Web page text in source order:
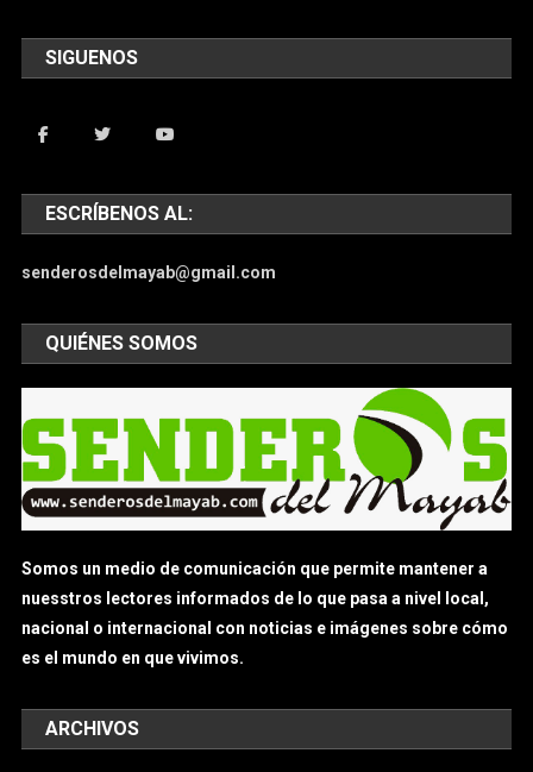
SIGUENOS
ESCRÍBENOS AL:
senderosdelmayab@gmail.com
QUIÉNES SOMOS
Somos un medio de comunicación que permite mantener a
nuesstros lectores informados de lo que pasa a nivel local,
nacional o internacional con noticias e imágenes sobre cómo
es el mundo en que vivimos.
ARCHIVOS